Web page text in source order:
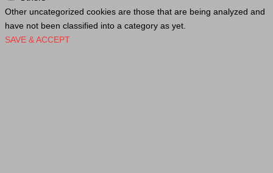
Other uncategorized cookies are those that are being analyzed and
have not been classified into a category as yet.
SAVE & ACCEPT